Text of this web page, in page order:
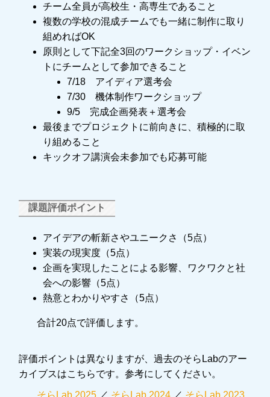
チーム全員が高校生・高専生であること
複数の学校の混成チームでも一緒に制作に取り
組めればOK
原則として下記全3回のワークショップ・イベン
トにチームとして参加できること
7/18 アイディア選考会
7/30 機体制作ワークショップ
9/5 完成企画発表＋選考会
最後までプロジェクトに前向きに、積極的に取
り組めること
キックオフ講演会未参加でも応募可能
課題評価ポイント
アイデアの斬新さやユニークさ（5点）
実装の現実度（5点）
企画を実現したことによる影響、ワクワクと社
会への影響（5点）
熱意とわかりやすさ（5点）
合計20点で評価します。
評価ポイントは異なりますが、過去のそらLabのアー
カイブスはこちらです。参考にしてください。